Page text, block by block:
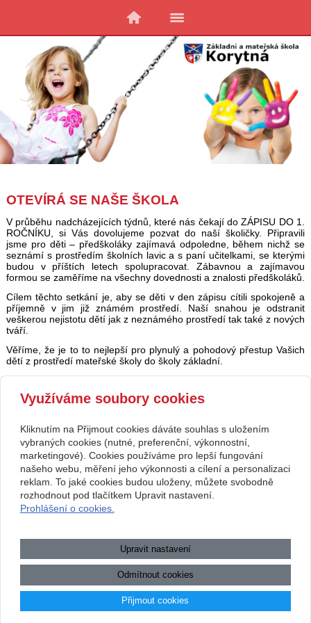
OTEVÍRÁ SE NAŠE ŠKOLA
V průběhu nadcházejících týdnů, které nás čekají do ZÁPISU DO 1.
ROČNÍKU, si Vás dovolujeme pozvat do naší školičky. Připravili
jsme pro děti – předškoláky zajímavá odpoledne, během nichž se
seznámí s prostředím školních lavic a s paní učitelkami, se kterými
budou v příštích letech spolupracovat. Zábavnou a zajímavou
formou se zaměříme na všechny dovednosti a znalosti předškoláků.
Cílem těchto setkání je, aby se děti v den zápisu cítili spokojeně a
příjemně v jim již známém prostředí. Naší snahou je odstranit
veškerou nejistotu dětí jak z neznámého prostředí tak také z nových
tváří.
Věříme, že je to to nejlepší pro plynulý a pohodový přestup Vašich
dětí z prostředí mateřské školy do školy základní.
pedagogický kolektiv ZŠ a MŠ Korytná
Copyright © 2026 Základní škola, Korytná, okres Uherské Hradiště, příspěvková
a
Mapa webu|Zobrazit klasickou verzi
Přístupnost webových stránek|GDPR|
informace
.:.
Využíváme soubory cookies
Kliknutím na Přijmout cookies dáváte souhlas s uložením
vybraných cookies (nutné, preferenční, výkonnostní,
marketingové). Cookies používáme pro lepší fungování
našeho webu, měření jeho výkonnosti a cílení a personalizaci
reklam. To jaké cookies budou uloženy, můžete svobodně
rozhodnout pod tlačítkem Upravit nastavení.
Prohlášení o cookies.
Upravit nastavení
Odmítnout cookies
Přijmout cookies